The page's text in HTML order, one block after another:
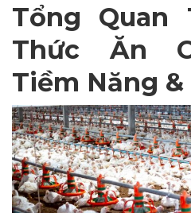
Tổng Quan
Thức Ăn
Tiềm Năng